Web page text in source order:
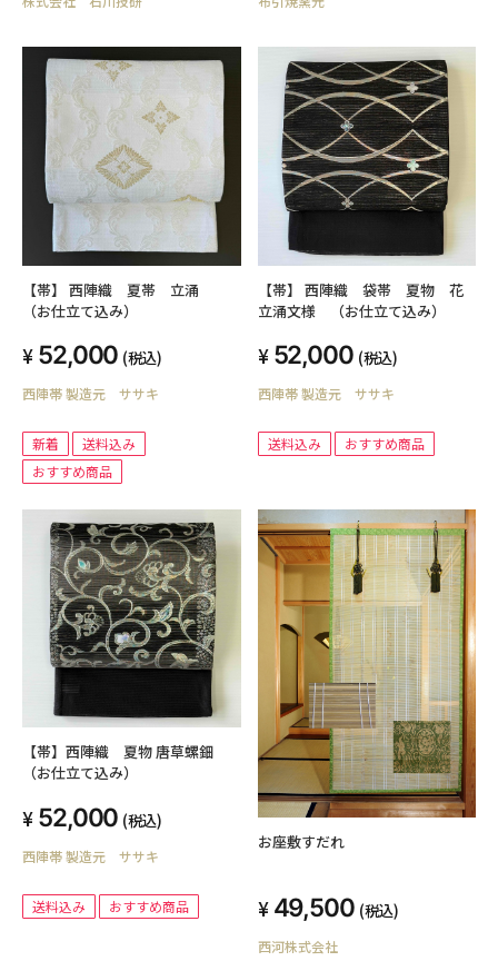
【帯】 西陣織 夏帯 立涌
（お仕立て込み）
52,000 (税込)
西陣帯 製造元 ササキ
新着
送料込み
おすすめ商品
【帯】 西陣織 袋帯 夏物 花
立涌文様 （お仕立て込み）
52,000 (税込)
西陣帯 製造元 ササキ
送料込み おすすめ商品
【帯】西陣織 夏物 唐草螺鈿
（お仕立て込み）
52,000 (税込)
西陣帯 製造元 ササキ
送料込み おすすめ商品
お座敷すだれ
49,500 (税込)
西河株式会社